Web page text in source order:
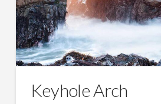
Keyhole Arch